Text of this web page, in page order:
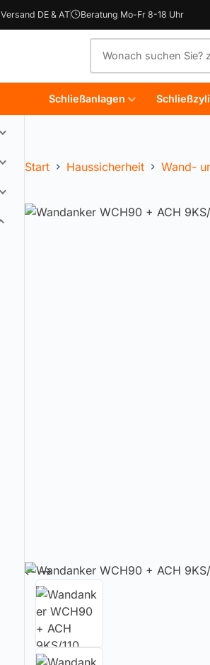
Versand DE & AT Beratung Mo-Fr 8-18 Uhr
Schließanlagen
Start Haussicherheit Wand-